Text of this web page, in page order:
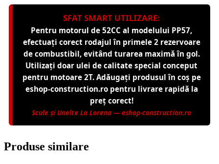
SFAT SMART UTILIZARE:
Pentru motorul de 52CC al modelului PP57,
efectuați corect rodajul în primele 2 rezervoare
de combustibil, evitând turarea maximă în gol.
Utilizați doar ulei de calitate special conceput
pentru motoare 2T. Adăugați produsul în coș pe
eshop-construction.ro pentru livrare rapidă la
preț corect!
Scule și Unelte La Lorena — eshop-construction.ro
Produse similare